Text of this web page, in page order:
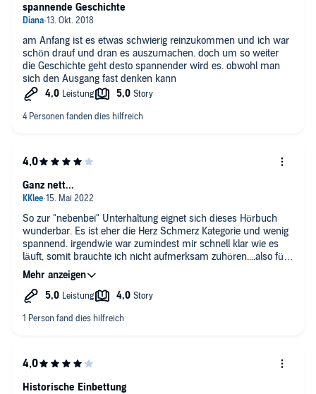
am Anfang ist es etwas schwierig reinzukommen und ich war
schön drauf und dran es auszumachen. doch um so weiter
die Geschichte geht desto spannender wird es. obwohl man
sich den Ausgang fast denken kann
spannende Geschichte
So zur "nebenbei" Unterhaltung eignet sich dieses Hörbuch
wunderbar. Es ist eher die Herz Schmerz Kategorie und wenig
spannend. irgendwie war zumindest mir schnell klar wie es
läuft, somit brauchte ich nicht aufmerksam zuhören....also für
mich seicht und ohne Wiederholungspotential
Sprecherin überzeugt
Ganz nett...
Historische Einbettung